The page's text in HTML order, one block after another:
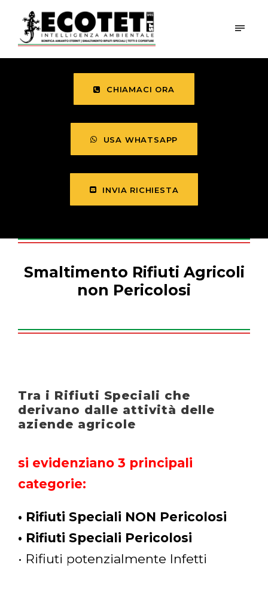
CHIAMACI ORA
USA WHATSAPP
INVIA RICHIESTA
Smaltimento Rifiuti Agricoli
non Pericolosi
Tra i Rifiuti Speciali che
derivano dalle attività delle
aziende agricole
si evidenziano 3 principali
categorie:
• Rifiuti Speciali NON Pericolosi
• Rifiuti Speciali Pericolosi
• Rifiuti potenzialmente Infetti